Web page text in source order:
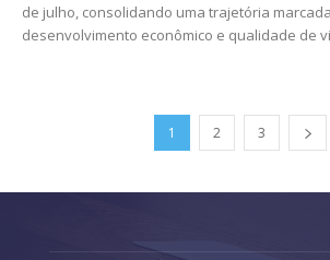
de julho, consolidando uma trajetória
desenvolvimento econômico e qualidade de
1 2 3